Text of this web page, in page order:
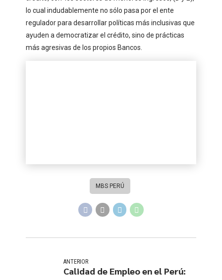
lo cual indudablemente no sólo pasa por el ente
regulador para desarrollar políticas más inclusivas que
ayuden a democratizar el crédito, sino de prácticas
más agresivas de los propios Bancos.
MBS PERÚ
ANTERIOR
Calidad de Empleo en el Perú: